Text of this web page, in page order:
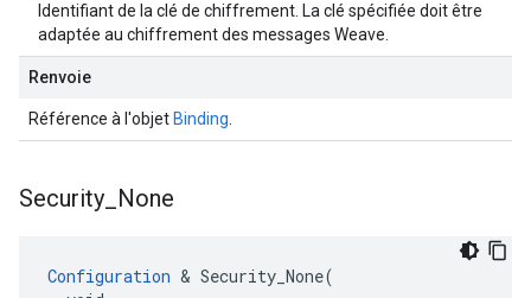
Identifiant de la clé de chiffrement. La clé spécifiée doit être
adaptée au chiffrement des messages Weave.
Renvoie
Référence à l'objet Binding
Security None
Configuration & Security_None(